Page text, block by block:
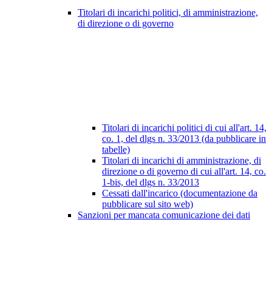
Titolari di incarichi politici, di amministrazione,
di direzione o di governo
Titolari di incarichi politici di cui all'art. 14,
co. 1, del dlgs n. 33/2013 (da pubblicare in
tabelle)
Titolari di incarichi di amministrazione, di
direzione o di governo di cui all'art. 14, co.
1-bis, del dlgs n. 33/2013
Cessati dall'incarico (documentazione da
pubblicare sul sito web)
Sanzioni per mancata comunicazione dei dati